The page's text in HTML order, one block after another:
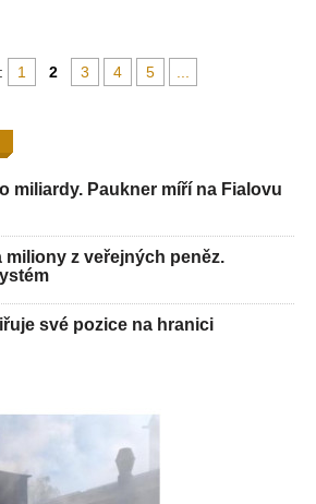
1 2 3 4 5
miliardy. Paukner míří na Fialovu
miliony z veřejných peněz.
své pozice na hranici